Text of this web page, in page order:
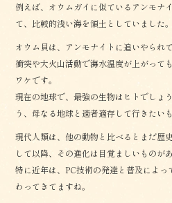
例えば、オウムガイに似ているアンモナ
て、比較的浅い海を領土としていました。
オウム貝は、アンモナイトに追いやられ
衝突や大火山活動で海水温度が上がって
ワケです。
現在の地球で、最強の生物はヒトでしょ
う、母なる地球と適者適存して行きたい
現代人類は、他の動物と比べるとまだ歴
して以降、その進化は目覚ましいものがあ
特に近年は、PC技術の発達と普及によ
わってきてますね。